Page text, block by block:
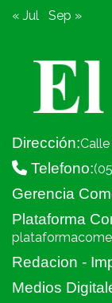
« Jul Sep »
Dirección:Calle
Telefono:
Gerencia
Plataforma
Redacion -
Medios